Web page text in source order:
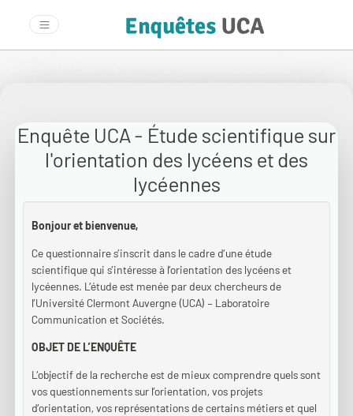
Enquête UCA - Étude scientifique sur
l'orientation des lycéens et des
lycéennes
Bonjour et bienvenue,
Ce questionnaire s’inscrit dans le cadre d’une étude
scientifique qui s’intéresse à l’orientation des lycéens et
lycéennes. L’étude est menée par deux chercheurs de
l’Université Clermont Auvergne (UCA) – Laboratoire
Communication et Sociétés.
OBJET DE L’ENQUÊTE
L’objectif de la recherche est de mieux comprendre quels sont
vos questionnements sur l’orientation, vos projets
d’orientation, vos représentations de certains métiers et quel